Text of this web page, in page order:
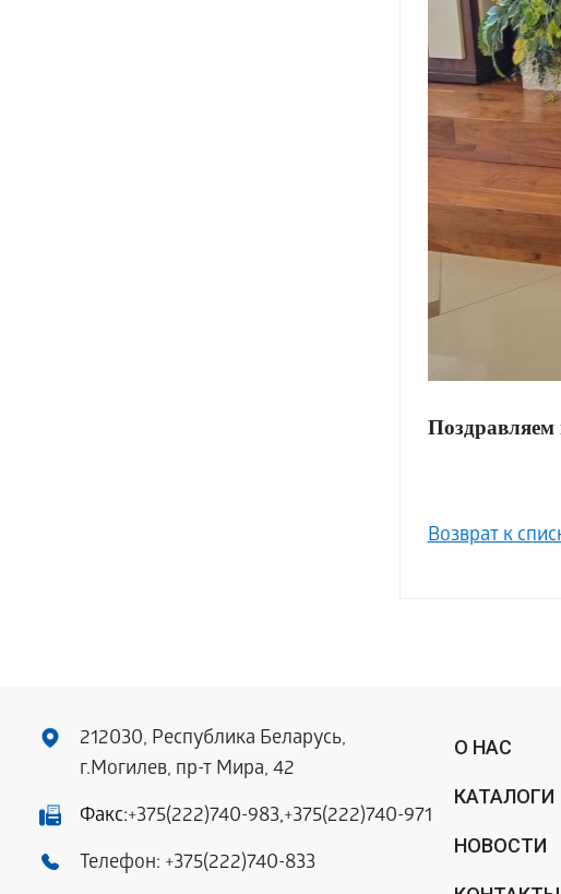
Поздравляем
Возврат к
212030, Республика Беларусь,
г.Могилев, пр-т Мира, 42
Факс:+375(222)740-983,+375(222)740-971
Телефон: +375(222)740-833
О НАС
КАТАЛОГИ
НОВОСТИ